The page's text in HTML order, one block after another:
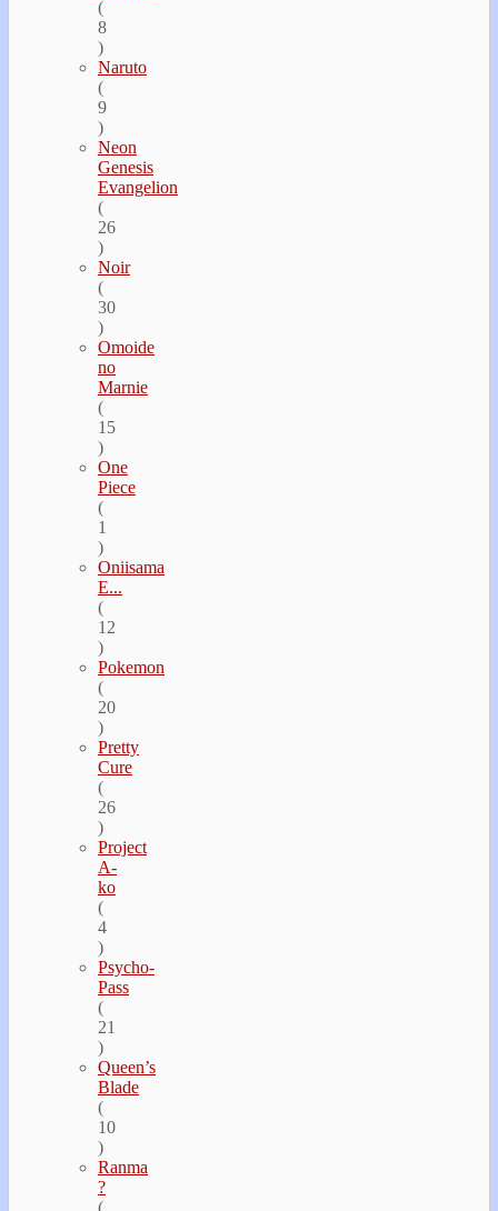
(
8
)
Naruto
(
9
)
Neon
Genesis
Evangelion
(
26
)
Noir
(
30
)
Omoide
no
Marnie
(
15
)
One
Piece
(
1
)
Oniisama
E...
(
12
)
Pokemon
(
20
)
Pretty
Cure
(
26
)
Project
A-
ko
(
4
)
Psycho-
Pass
(
21
)
Queen’s
Blade
(
10
)
Ranma
?
(